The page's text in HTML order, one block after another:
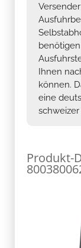
Ihnen
können.
eine
Produkt-